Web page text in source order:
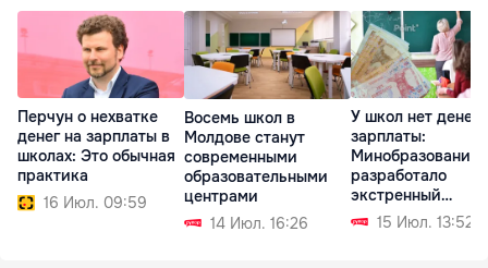
Перчун о нехватке
денег на зарплаты в
школах: Это обычная
практика
16 Июл. 09:59
Восемь школ в
Молдове станут
современными
образовательными
центрами
14 Июл. 16:26
У школ нет денег
зарплаты:
Минобразования
разработало
экстренный
механизм
15 Июл. 13:52